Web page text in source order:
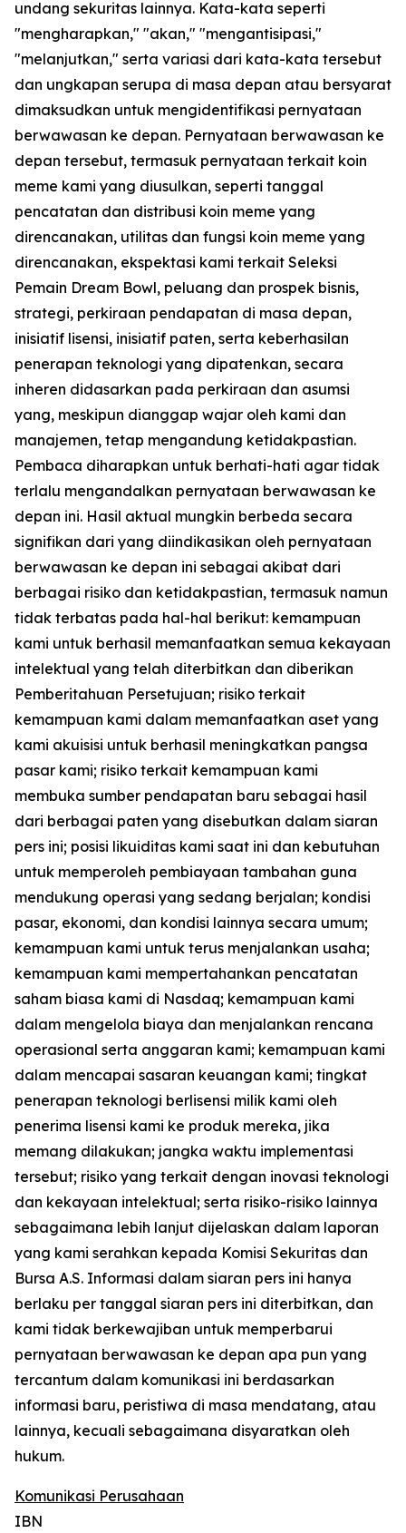
undang sekuritas lainnya. Kata-kata seperti
"mengharapkan," "akan," "mengantisipasi,"
"melanjutkan," serta variasi dari kata-kata tersebut
dan ungkapan serupa di masa depan atau bersyarat
dimaksudkan untuk mengidentifikasi pernyataan
berwawasan ke depan. Pernyataan berwawasan ke
depan tersebut, termasuk pernyataan terkait koin
meme kami yang diusulkan, seperti tanggal
pencatatan dan distribusi koin meme yang
direncanakan, utilitas dan fungsi koin meme yang
direncanakan, ekspektasi kami terkait Seleksi
Pemain Dream Bowl, peluang dan prospek bisnis,
strategi, perkiraan pendapatan di masa depan,
inisiatif lisensi, inisiatif paten, serta keberhasilan
penerapan teknologi yang dipatenkan, secara
inheren didasarkan pada perkiraan dan asumsi
yang, meskipun dianggap wajar oleh kami dan
manajemen, tetap mengandung ketidakpastian.
Pembaca diharapkan untuk berhati-hati agar tidak
terlalu mengandalkan pernyataan berwawasan ke
depan ini. Hasil aktual mungkin berbeda secara
signifikan dari yang diindikasikan oleh pernyataan
berwawasan ke depan ini sebagai akibat dari
berbagai risiko dan ketidakpastian, termasuk namun
tidak terbatas pada hal-hal berikut: kemampuan
kami untuk berhasil memanfaatkan semua kekayaan
intelektual yang telah diterbitkan dan diberikan
Pemberitahuan Persetujuan; risiko terkait
kemampuan kami dalam memanfaatkan aset yang
kami akuisisi untuk berhasil meningkatkan pangsa
pasar kami; risiko terkait kemampuan kami
membuka sumber pendapatan baru sebagai hasil
dari berbagai paten yang disebutkan dalam siaran
pers ini; posisi likuiditas kami saat ini dan kebutuhan
untuk memperoleh pembiayaan tambahan guna
mendukung operasi yang sedang berjalan; kondisi
pasar, ekonomi, dan kondisi lainnya secara umum;
kemampuan kami untuk terus menjalankan usaha;
kemampuan kami mempertahankan pencatatan
saham biasa kami di Nasdaq; kemampuan kami
dalam mengelola biaya dan menjalankan rencana
operasional serta anggaran kami; kemampuan kami
dalam mencapai sasaran keuangan kami; tingkat
penerapan teknologi berlisensi milik kami oleh
penerima lisensi kami ke produk mereka, jika
memang dilakukan; jangka waktu implementasi
tersebut; risiko yang terkait dengan inovasi teknologi
dan kekayaan intelektual; serta risiko-risiko lainnya
sebagaimana lebih lanjut dijelaskan dalam laporan
yang kami serahkan kepada Komisi Sekuritas dan
Bursa A.S. Informasi dalam siaran pers ini hanya
berlaku per tanggal siaran pers ini diterbitkan, dan
kami tidak berkewajiban untuk memperbarui
pernyataan berwawasan ke depan apa pun yang
tercantum dalam komunikasi ini berdasarkan
informasi baru, peristiwa di masa mendatang, atau
lainnya, kecuali sebagaimana disyaratkan oleh
hukum.
Komunikasi Perusahaan
IBN